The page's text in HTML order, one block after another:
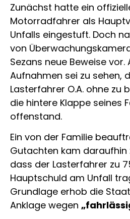
Zunächst hatte ein
Motorradfahrer als
Unfalls eingestuft. Doch
von
Sezans neue Beweise vor.
Aufnahmen sei zu sehen,
Lasterfahrer O.A. ohne zu
die hintere Klappe seines
offenstand.
Ein von der Familie
Gutachten kam daraufhin
dass der Lasterfahrer zu
Hauptschuld am Unfall
Grundlage erhob die
Anklage wegen